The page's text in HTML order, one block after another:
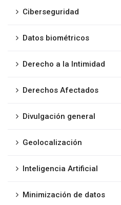
Ciberseguridad
Datos biométricos
Derecho a la Intimidad
Derechos Afectados
Divulgación general
Geolocalización
Inteligencia Artificial
Minimización de datos